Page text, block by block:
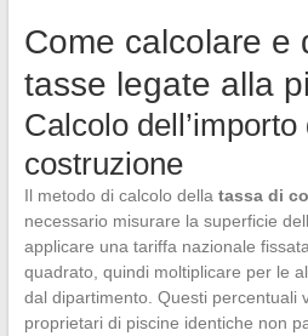
Come calcolare e
tasse legate alla
Calcolo
costruzione
Il metodo di calcolo della tassa di
necessario misurare la superficie
applicare una tariffa nazionale
quadrato, quindi moltiplicare per le
dal dipartimento. Questi percentuali
proprietari di piscine identiche non